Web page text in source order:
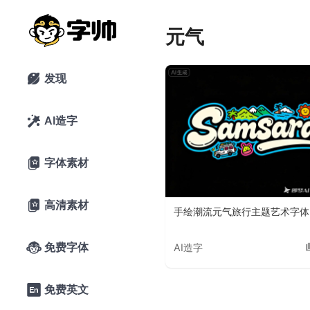
 发现
 AI造字
 字体素材
 高清素材
 免费字体
 免费英文
元气
手绘潮流元气旅行主题艺术字体
AI造字